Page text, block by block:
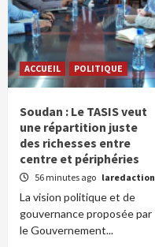
ACCUEIL POLITIQUE
Soudan : Le TASIS veut
une répartition juste
des richesses entre
centre et périphéries
56 minutes ago laredaction
La vision politique et de
gouvernance proposée par
le Gouvernement...